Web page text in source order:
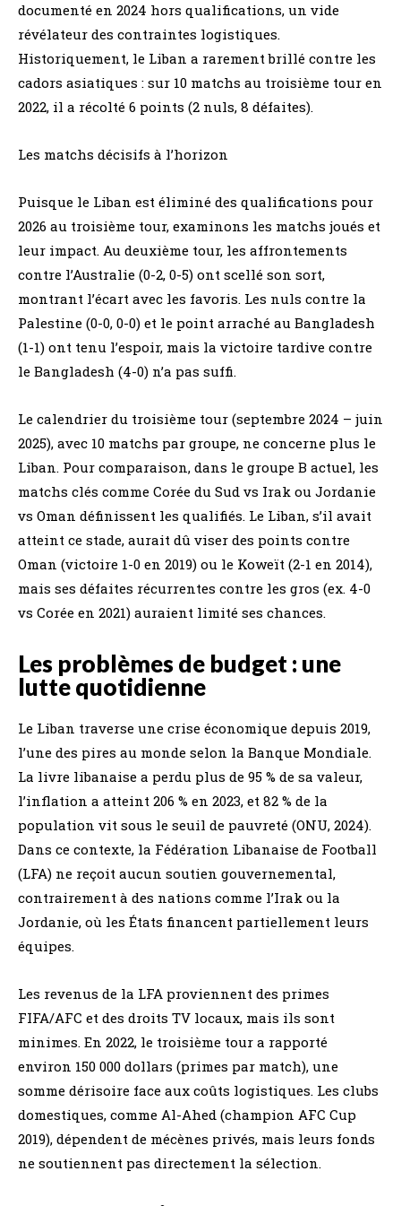
documenté en 2024 hors qualifications, un vide
révélateur des contraintes logistiques.
Historiquement, le Liban a rarement brillé contre les
cadors asiatiques : sur 10 matchs au troisième tour en
2022, il a récolté 6 points (2 nuls, 8 défaites).
Les matchs décisifs à l’horizon
Puisque le Liban est éliminé des qualifications pour
2026 au troisième tour, examinons les matchs joués et
leur impact. Au deuxième tour, les affrontements
contre l’Australie (0-2, 0-5) ont scellé son sort,
montrant l’écart avec les favoris. Les nuls contre la
Palestine (0-0, 0-0) et le point arraché au Bangladesh
(1-1) ont tenu l’espoir, mais la victoire tardive contre
le Bangladesh (4-0) n’a pas suffi.
Le calendrier du troisième tour (septembre 2024 – juin
2025), avec 10 matchs par groupe, ne concerne plus le
Liban. Pour comparaison, dans le groupe B actuel, les
matchs clés comme Corée du Sud vs Irak ou Jordanie
vs Oman définissent les qualifiés. Le Liban, s’il avait
atteint ce stade, aurait dû viser des points contre
Oman (victoire 1-0 en 2019) ou le Koweït (2-1 en 2014),
mais ses défaites récurrentes contre les gros (ex. 4-0
vs Corée en 2021) auraient limité ses chances.
Les problèmes de budget : une
lutte quotidienne
Le Liban traverse une crise économique depuis 2019,
l’une des pires au monde selon la Banque Mondiale.
La livre libanaise a perdu plus de 95 % de sa valeur,
l’inflation a atteint 206 % en 2023, et 82 % de la
population vit sous le seuil de pauvreté (ONU, 2024).
Dans ce contexte, la Fédération Libanaise de Football
(LFA) ne reçoit aucun soutien gouvernemental,
contrairement à des nations comme l’Irak ou la
Jordanie, où les États financent partiellement leurs
équipes.
Les revenus de la LFA proviennent des primes
FIFA/AFC et des droits TV locaux, mais ils sont
minimes. En 2022, le troisième tour a rapporté
environ 150 000 dollars (primes par match), une
somme dérisoire face aux coûts logistiques. Les clubs
domestiques, comme Al-Ahed (champion AFC Cup
2019), dépendent de mécènes privés, mais leurs fonds
ne soutiennent pas directement la sélection.